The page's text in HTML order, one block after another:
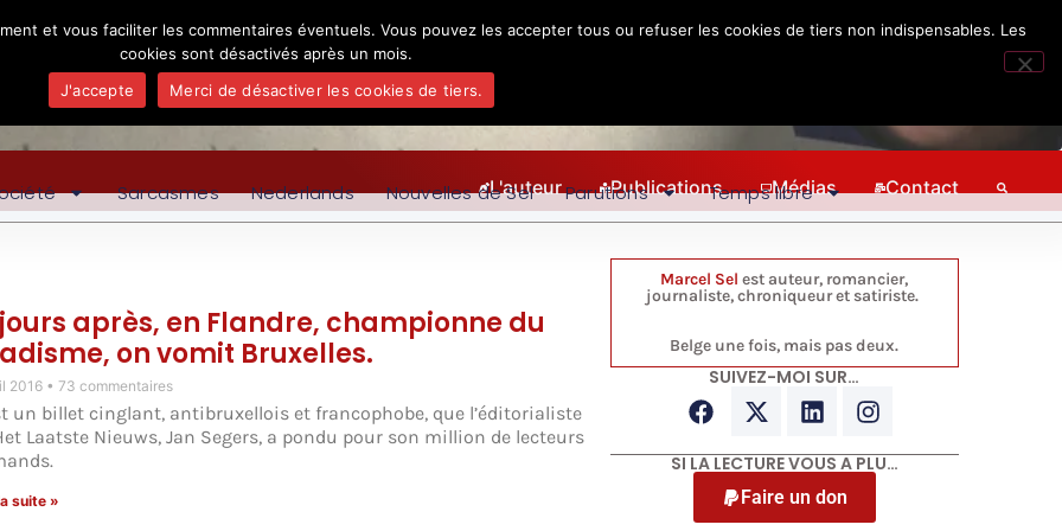
L'auteur Publications Médias Contact
Sarcasmes Nederlands Nouvelles de Sel Parutions Temps libre
jours après, en Flandre, championne du
on vomit Bruxelles.
2016 73 commentaires
un billet cinglant, antibruxellois et francophobe, que l’éditorialiste
Laatste Nieuws, Jan Segers, a pondu pour son million de lecteurs
suite »
Marcel Sel est auteur, romancier,
journaliste, chroniqueur et satiriste.
Belge une fois, mais pas deux.
SUIVEZ-MOI SUR…
SI LA LECTURE VOUS A PLU…
Faire un don
et vous faciliter les commentaires éventuels. Vous pouvez les accepter tous ou refuser les cookies de tiers non indispensables. Les
cookies sont désactivés après un mois.
J'accepte
Merci de désactiver les cookies de tiers.